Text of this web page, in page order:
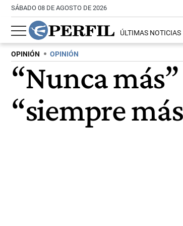
SÁBADO 08 DE AGOSTO DE 2026
ÚLTIMAS NOTICIAS
OPINIÓN OPINIÓN
“Nunca
“siempre